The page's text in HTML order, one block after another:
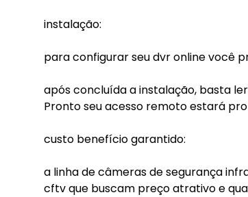
instalação:
para configurar seu dvr online você
após concluída a instalação, basta
Pronto seu acesso remoto estará
custo benefício garantido:
a linha de câmeras de segurança
cftv que buscam preço atrativo e